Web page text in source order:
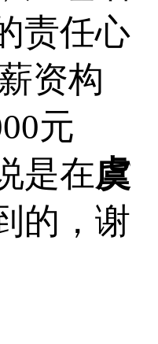
责任心
资构
元
是在虞
的，谢